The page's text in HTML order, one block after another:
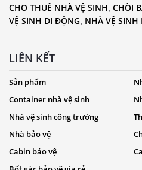
CHO THUÊ NHÀ VỆ SINH CHÒI
VỆ SINH DI ĐỘNG NHÀ VỆ
LIÊN KẾT
Sản phẩm
Container nhà vệ sinh
Nhà vệ sinh công trường
Nhà bảo vệ
Cabin bảo vệ